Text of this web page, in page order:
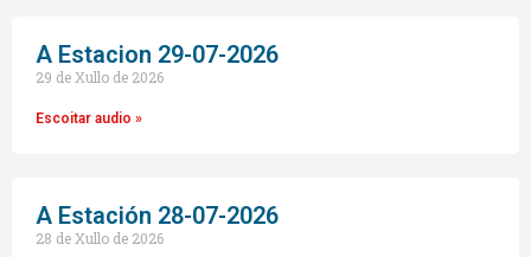
A Estacion 29-07-2026
29 de Xullo de 2026
Escoitar audio »
A Estación 28-07-2026
28 de Xullo de 2026